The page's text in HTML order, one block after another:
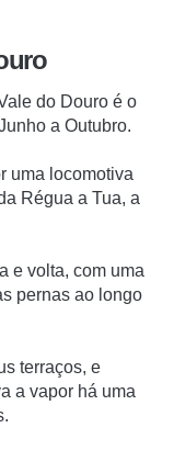
do Douro é o
a Outubro.
uma locomotiva
Régua a Tua, a
e volta, com uma
pernas ao longo
terraços, e
a vapor há uma